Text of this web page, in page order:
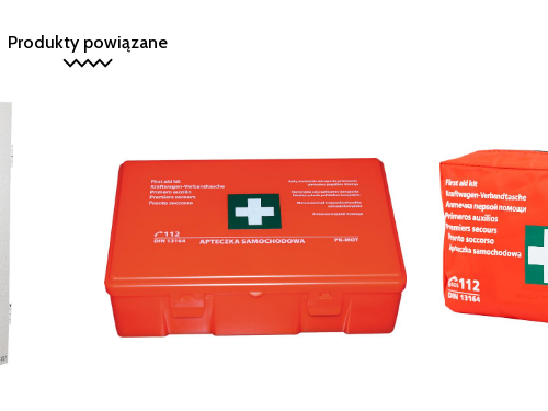
Produkty powiązane